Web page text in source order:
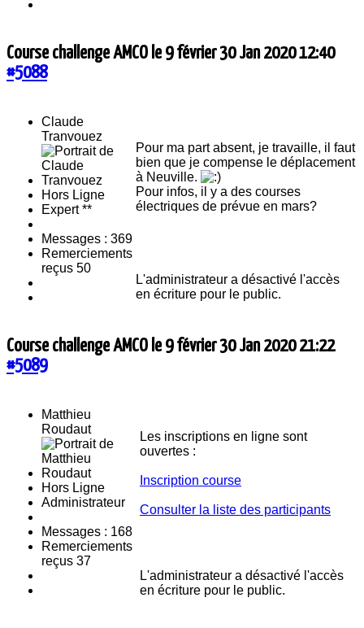
Course challenge AMCO le 9 février30 Jan 2020 12:40
#5088
Claude
Tranvouez
Hors Ligne
Expert **
Messages : 369
Remerciements
reçus 50
Pour ma part absent, je travaille, il faut
bien que je compense le déplacement
à Neuville.
Pour infos, il y a des courses
électriques de prévue en mars?
L'administrateur a désactivé l'accès
en écriture pour le public.
Course challenge AMCO le 9 février30 Jan 2020 21:22
#5089
Matthieu
Roudaut
Hors Ligne
Administrateur
Messages : 168
Remerciements
reçus 37
Les inscriptions en ligne sont
ouvertes :
Inscription course
Consulter la liste des participants
L'administrateur a désactivé l'accès
en écriture pour le public.